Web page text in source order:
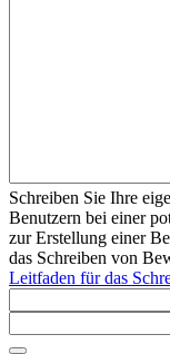
Schreiben Sie Ihre
Benutzern bei einer
zur Erstellung einer
das Schreiben von
Leitfaden für das